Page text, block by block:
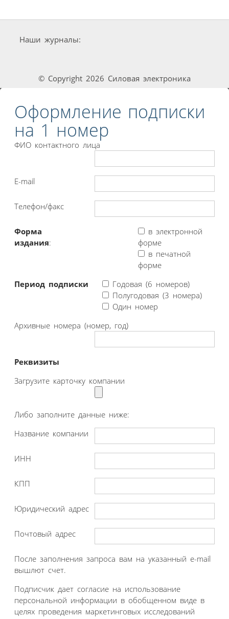
Наши журналы:
© Copyright 2026 Силовая электроника
Оформление подписки
на 1 номер
ФИО контактного лица
E-mail
Телефон/факс
Форма
издания:
в электронной
форме
в печатной
форме
Период подписки
Годовая (6 номеров)
Полугодовая (3 номера)
Один номер
Архивные номера (номер, год)
Реквизиты
Загрузите карточку компании
Либо заполните данные ниже:
Название компании
ИНН
КПП
Юридический адрес
Почтовый адрес
После заполнения запроса вам на указанный e-mail
вышлют счет.
Подписчик дает согласие на использование
персональной информации в обобщенном виде в
целях проведения маркетинговых исследований